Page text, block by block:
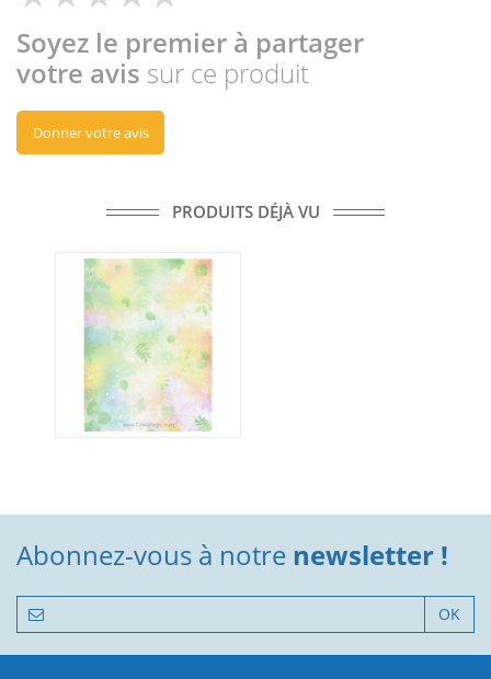
Soyez le premier à partager
votre avis sur ce produit
Donner votre avis
PRODUITS DÉJÀ VU
Abonnez-vous à notre newsletter !
OK